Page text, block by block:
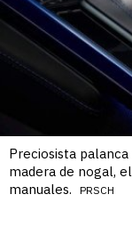
Preciosista
madera de nogal,
manuales.
PRSCH